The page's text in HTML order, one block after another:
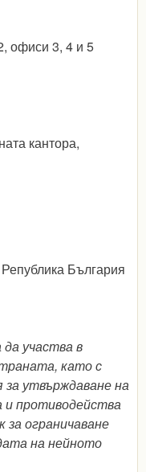
офиси 3, 4 и 5
кантора,
България
участва в
като с
утвърждаване на
противодейства
ограничаване
на нейното